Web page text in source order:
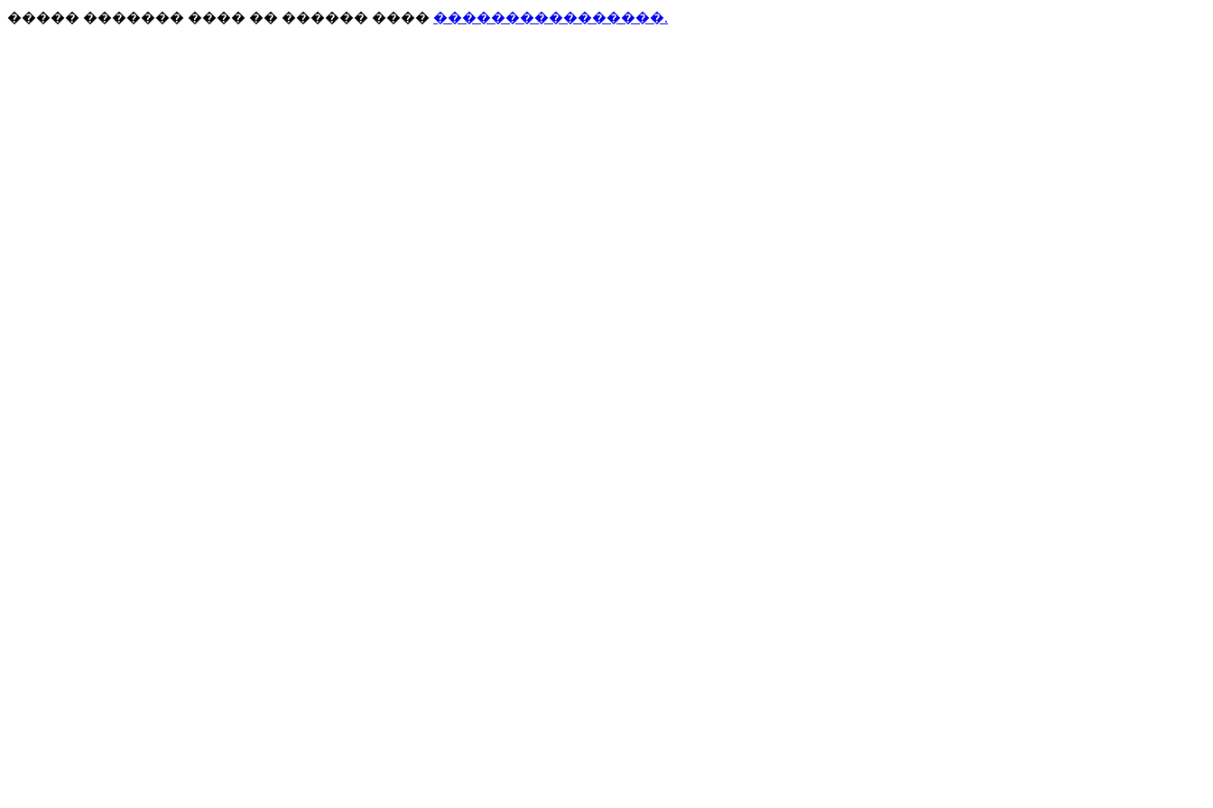
����� ������� ���� �� ������ ���� ����������������.